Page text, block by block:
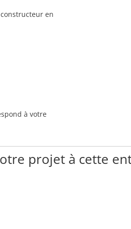
en
à votre
projet à cette